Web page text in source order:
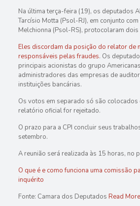
Na última terça-feira (19), os deputados
Tarcísio Motta (Psol-RJ), em conjunto
Melchionna (Psol-RS), protocolaram dois
Eles discordam da posição do relator de
responsáveis pelas fraudes. Os
principais acionistas do grupo
administradores das empresas de
instituições bancárias.
Os votos em separado só são colocados
relatório oficial for rejeitado.
O prazo para a CPI concluir seus
setembro.
A reunião será realizada às 15 horas, no
O que é e como funciona uma comissão
inquérito
Fonte: Camara dos Deputados Read More